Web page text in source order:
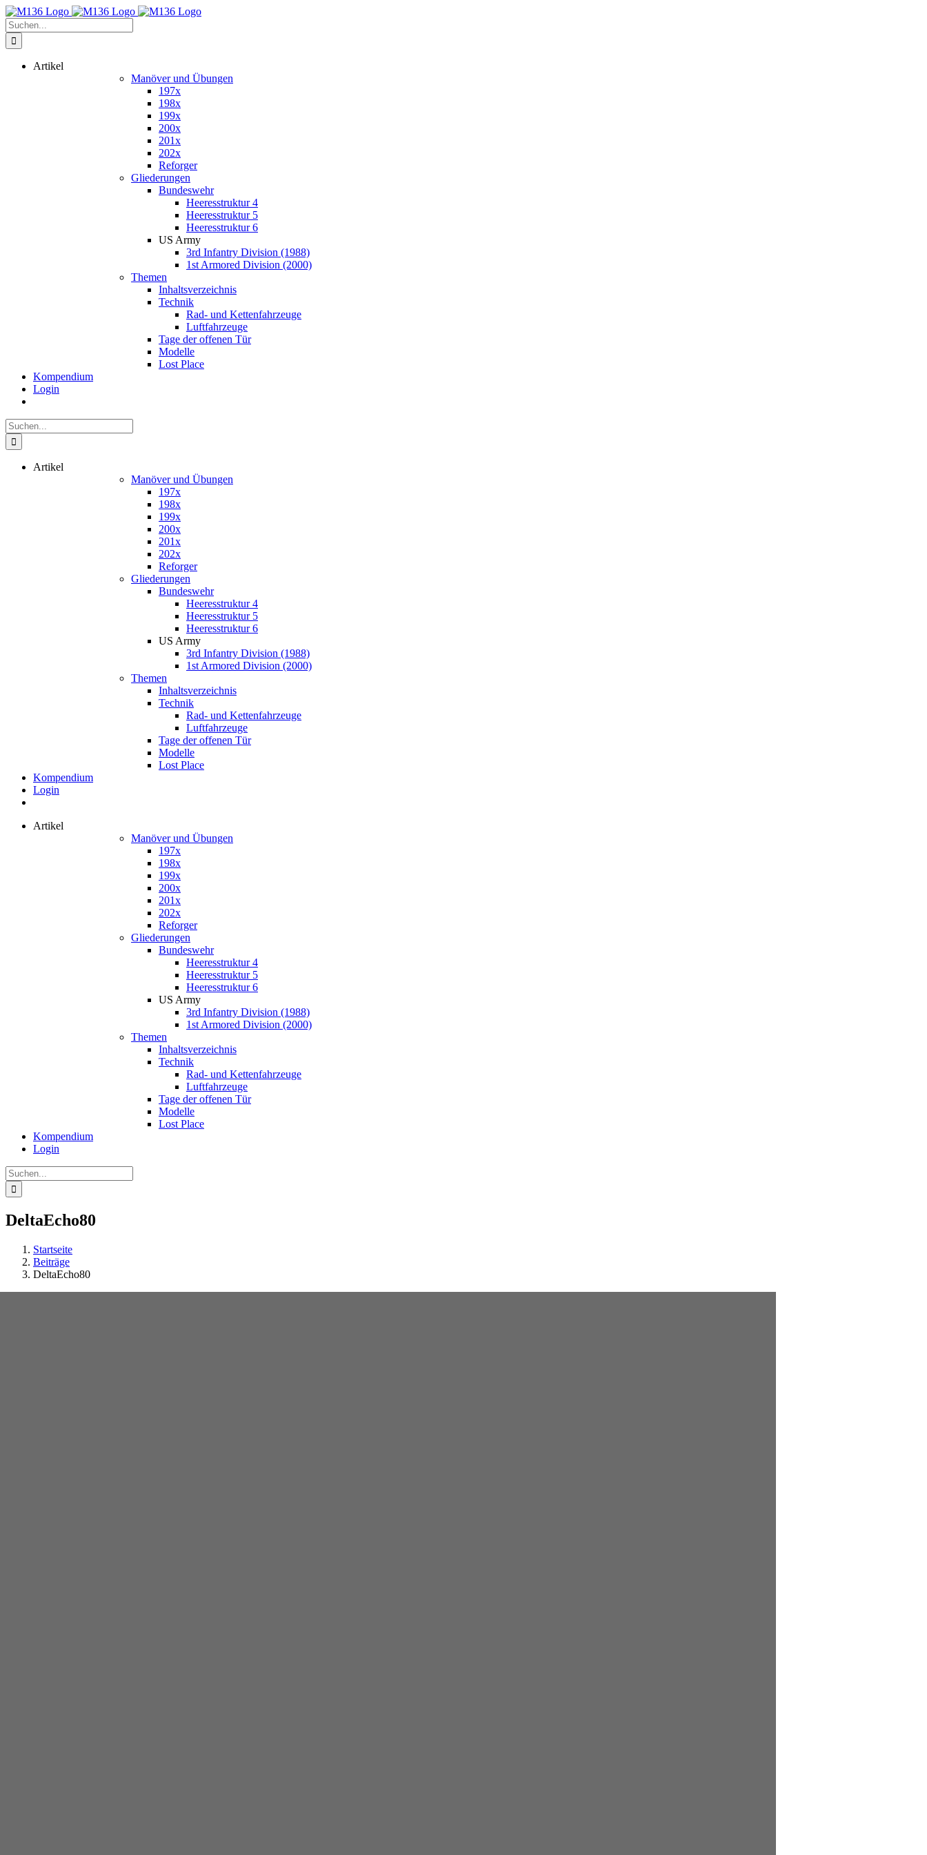
Zum
Inhalt
springen
Suche
nach:
Artikel
Manöver und Übungen
197x
198x
199x
200x
201x
202x
Reforger
Gliederungen
Bundeswehr
Heeresstruktur 4
Heeresstruktur 5
Heeresstruktur 6
US Army
3rd Infantry Division (1988)
1st Armored Division (2000)
Themen
Inhaltsverzeichnis
Technik
Rad- und Kettenfahrzeuge
Luftfahrzeuge
Tage der offenen Tür
Modelle
Lost Place
Kompendium
Login
Suche
nach:
Artikel
Manöver und Übungen
197x
198x
199x
200x
201x
202x
Reforger
Gliederungen
Bundeswehr
Heeresstruktur 4
Heeresstruktur 5
Heeresstruktur 6
US Army
3rd Infantry Division (1988)
1st Armored Division (2000)
Themen
Inhaltsverzeichnis
Technik
Rad- und Kettenfahrzeuge
Luftfahrzeuge
Tage der offenen Tür
Modelle
Lost Place
Kompendium
Login
Artikel
Manöver und Übungen
197x
198x
199x
200x
201x
202x
Reforger
Gliederungen
Bundeswehr
Heeresstruktur 4
Heeresstruktur 5
Heeresstruktur 6
US Army
3rd Infantry Division (1988)
1st Armored Division (2000)
Themen
Inhaltsverzeichnis
Technik
Rad- und Kettenfahrzeuge
Luftfahrzeuge
Tage der offenen Tür
Modelle
Lost Place
Kompendium
Login
Suche
nach:
DeltaEcho80
Startseite
Beiträge
DeltaEcho80